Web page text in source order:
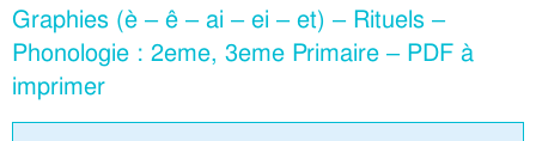
Graphies (è – ê – ai – ei – et) – Rituels –
Phonologie : 2eme, 3eme Primaire – PDF à
imprimer